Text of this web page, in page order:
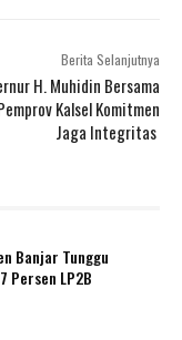
Berita Selanjutnya
H. Muhidin Bersama
Kalsel Komitmen
Jaga Integritas
Banjar Tunggu
Persen LP2B